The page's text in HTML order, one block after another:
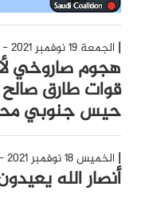
الجمعة 19 نوفمبر 2021 - 22:24
هجوم صاروخي
قوات طارق
حيس جنوبي
الخميس 18 نوفمبر 2021 - 12:51
أنصار الله